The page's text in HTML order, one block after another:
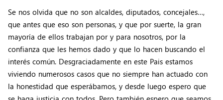
Se nos olvida que no son alcaldes, diputados, concejales…,
que antes que eso son personas, y que por suerte, la gran
mayoría de ellos trabajan por y para nosotros, por la
confianza que les hemos dado y que lo hacen buscando el
interés común. Desgraciadamente en este Pais estamos
viviendo numerosos casos que no siempre han actuado con
la honestidad que esperábamos, y desde luego espero que